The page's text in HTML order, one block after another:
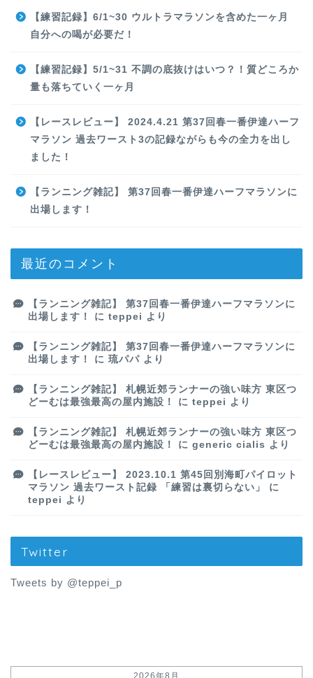
【練習記録】6/1~30 ウルトラマラソンを含めた一ヶ月
自分への喝が必要だ！
【練習記録】5/1~31 不調の底抜けはいつ？！質どころか
量も落ちていく一ヶ月
【レースレビュー】 2024.4.21 第37回春一番伊達ハーフ
マラソン 過去ワースト3の記録ながらも今の全力を出し
ました！
【ランニング雑記】 第37回春一番伊達ハーフマラソンに
出場します！
最近のコメント
【ランニング雑記】 第37回春一番伊達ハーフマラソンに
出場します！
に teppei より
【ランニング雑記】 第37回春一番伊達ハーフマラソンに
出場します！
に 琉パパ より
【ランニング雑記】 札幌近郊ランナーの強い味方 東区つ
どーむは最強最高の屋内施設！
に teppei より
【ランニング雑記】 札幌近郊ランナーの強い味方 東区つ
どーむは最強最高の屋内施設！
に generic cialis より
【レースレビュー】 2023.10.1 第45回別海町パイロット
マラソン 過去ワースト記録 「練習は裏切らない」
に
teppei より
Twitter
Tweets by @teppei_p